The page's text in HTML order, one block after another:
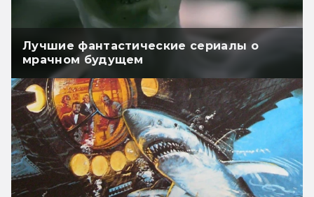
Лучшие фантастические сериалы о
мрачном будущем